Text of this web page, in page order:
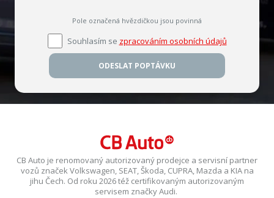
Pole označená hvězdičkou jsou povinná
Souhlasím se zpracováním osobních údajů
ODESLAT POPTÁVKU
CB Auto je renomovaný autorizovaný prodejce a servisní partner
vozů značek Volkswagen, SEAT, Škoda, CUPRA, Mazda a KIA na
jihu Čech. Od roku 2026 též certifikovaným autorizovaným
servisem značky Audi.